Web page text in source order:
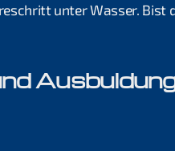
unter Wasser. Bist